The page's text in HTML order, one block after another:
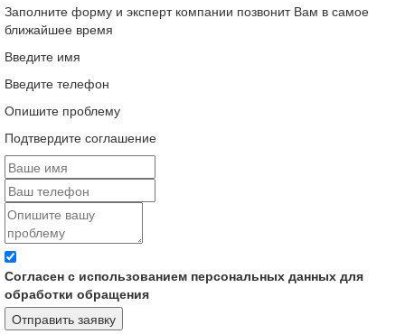
Заполните форму и эксперт компании позвонит Вам в самое
ближайшее время
Введите имя
Введите телефон
Опишите проблему
Подтвердите соглашение
Согласен с использованием персональных данных для
обработки обращения
Отправить заявку